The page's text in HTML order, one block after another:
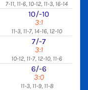
7-11, 11-6, 10-12, 11-3, 16-14
10/-10
3:1
11-3, 11-7, 14-16, 12-10
7/-7
3:1
10-12, 11-7, 12-10, 11-6
6/-6
3:0
11-3, 11-9, 11-8